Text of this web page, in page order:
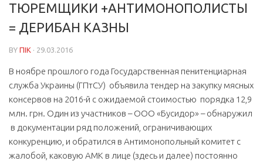
ТЮРЕМЩИКИ +АНТИМОНОПОЛИСТЫ
= ДЕРИБАН КАЗНЫ
BY ПІК · 29.03.2016
В ноябре прошлого года Государственная пенитенциарная
служба Украины (ГПтСУ) объявила тендер на закупку мясных
консервов на 2016-й с ожидаемой стоимостью порядка 12,9
млн. грн. Один из участников – ООО «Бусидор» – обнаружил
в документации ряд положений, ограничивающих
конкуренцию, и обратился в Антимонопольный комитет с
жалобой, каковую АМК в лице (здесь и далее) постоянно